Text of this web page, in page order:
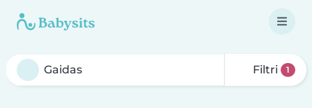
Filtri 1